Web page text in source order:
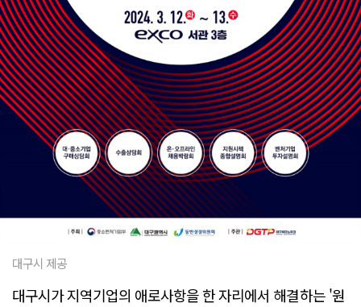
대구시 제공
대구시가 지역기업의 애로사항을 한 자리에서 해결하는 '원